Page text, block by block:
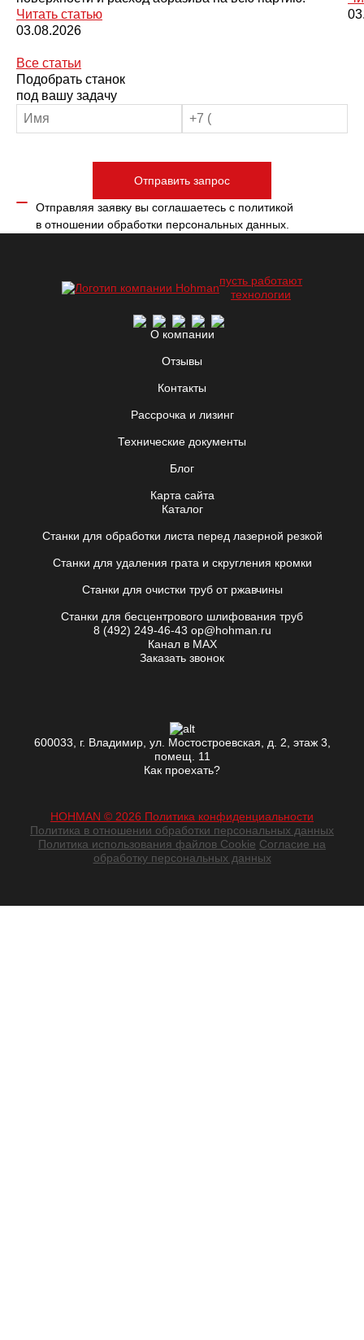
Читать статью
03.08.2026
Все статьи
Подобрать станок
под вашу задачу
Отправить запрос
Отправляя заявку вы соглашаетесь с политикой
в отношении обработки персональных данных.
пусть работают
технологии
О компании
Отзывы
Контакты
Рассрочка и лизинг
Технические документы
Блог
Карта сайта
Каталог
Станки для обработки листа перед лазерной резкой
Станки для удаления грата и скругления кромки
Станки для очистки труб от ржавчины
Станки для бесцентрового шлифования труб
8 (492) 249-46-43 op@hohman.ru
Канал в MAX
Заказать звонок
600033, г. Владимир, ул. Мостостроевская, д. 2, этаж 3,
помещ. 11
Как проехать?
HOHMAN © 2026 Политика конфиденциальности
Политика в отношении обработки персональных данных
Политика использования файлов Cookie Согласие на
обработку персональных данных